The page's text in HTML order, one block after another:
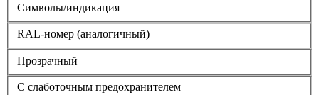
Символы/индикация
RAL-номер (аналогичный)
Прозрачный
С слаботочным предохранителем